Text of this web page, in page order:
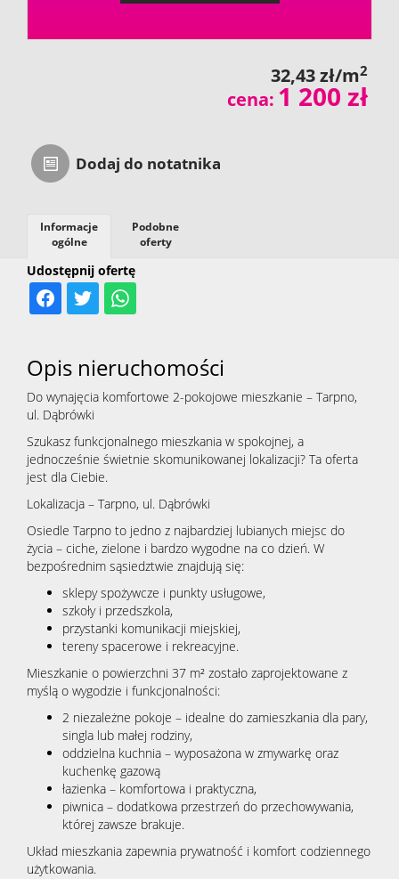
32,43 zł/m2
cena: 1 200 zł
Dodaj do notatnika
Udostępnij ofertę
Informacje
ogólne
Podobne
oferty
Opis nieruchomości
Do wynajęcia komfortowe 2-pokojowe mieszkanie – Tarpno,
ul. Dąbrówki
Szukasz funkcjonalnego mieszkania w spokojnej, a
jednocześnie świetnie skomunikowanej lokalizacji? Ta oferta
jest dla Ciebie.
Lokalizacja – Tarpno, ul. Dąbrówki
Osiedle Tarpno to jedno z najbardziej lubianych miejsc do
życia – ciche, zielone i bardzo wygodne na co dzień. W
bezpośrednim sąsiedztwie znajdują się:
sklepy spożywcze i punkty usługowe,
szkoły i przedszkola,
przystanki komunikacji miejskiej,
tereny spacerowe i rekreacyjne.
Mieszkanie o powierzchni 37 m² zostało zaprojektowane z
myślą o wygodzie i funkcjonalności:
2 niezależne pokoje – idealne do zamieszkania dla pary,
singla lub małej rodziny,
oddzielna kuchnia – wyposażona w zmywarkę oraz
kuchenkę gazową
łazienka – komfortowa i praktyczna,
piwnica – dodatkowa przestrzeń do przechowywania,
której zawsze brakuje.
Układ mieszkania zapewnia prywatność i komfort codziennego
użytkowania.